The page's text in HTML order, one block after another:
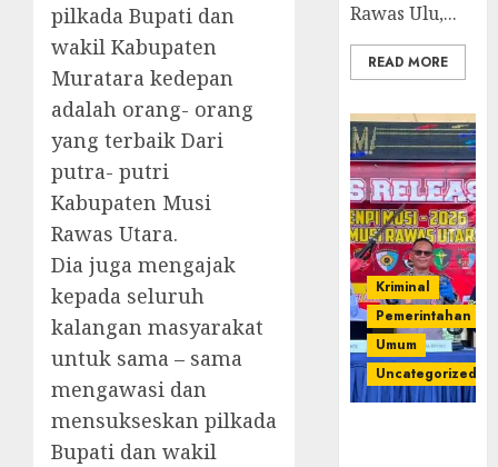
pilkada Bupati dan
wakil Kabupaten
Muratara kedepan
adalah orang- orang
yang terbaik Dari
putra- putri
Kabupaten Musi
Rawas Utara.
Dia juga mengajak
kepada seluruh
kalangan masyarakat
untuk sama – sama
mengawasi dan
mensukseskan pilkada
Bupati dan wakil
Rawas Ulu,...
READ MORE
Kriminal
Pemerintahan
Umum
Uncategorized